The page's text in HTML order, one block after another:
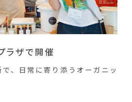
ラザで開催
、日常に寄り添うオーガニッ